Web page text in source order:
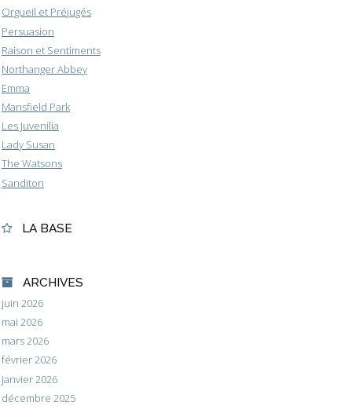
Orgueil et Préjugés
Persuasion
Raison et Sentiments
Northanger Abbey
Emma
Mansfield Park
Les Juvenilia
Lady Susan
The Watsons
Sanditon
LA BASE
ARCHIVES
juin 2026
mai 2026
mars 2026
février 2026
janvier 2026
décembre 2025